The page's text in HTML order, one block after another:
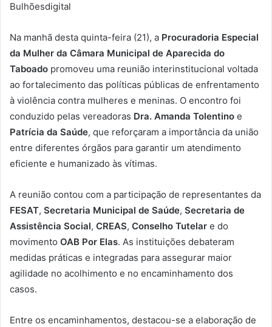
Bulhõesdigital
Na manhã desta quinta-feira (21), a Procuradoria Especial
da Mulher da Câmara Municipal de Aparecida do
Taboado promoveu uma reunião interinstitucional voltada
ao fortalecimento das políticas públicas de enfrentamento
à violência contra mulheres e meninas. O encontro foi
conduzido pelas vereadoras Dra. Amanda Tolentino e
Patrícia da Saúde, que reforçaram a importância da união
entre diferentes órgãos para garantir um atendimento
eficiente e humanizado às vítimas.
A reunião contou com a participação de representantes da
FESAT, Secretaria Municipal de Saúde, Secretaria de
Assistência Social, CREAS, Conselho Tutelar e do
movimento OAB Por Elas. As instituições debateram
medidas práticas e integradas para assegurar maior
agilidade no acolhimento e no encaminhamento dos
casos.
Entre os encaminhamentos, destacou-se a elaboração de